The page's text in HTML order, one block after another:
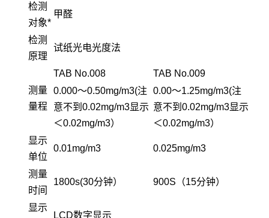
检测
对象*
甲醛
检测
原理
试纸光电光度法
测量
量程
TAB No.008
TAB No.009
0.000～0.50mg/m3(注
意不到0.02mg/m3显示
＜0.02mg/m3）
0.00～1.25mg/m3(注
意不到0.02mg/m3显示
＜0.02mg/m3）
显示
单位
0.01mg/m3 0.025mg/m3
测量
时间
1800s(30分钟） 900S（15分钟）
显示
LCD数字显示